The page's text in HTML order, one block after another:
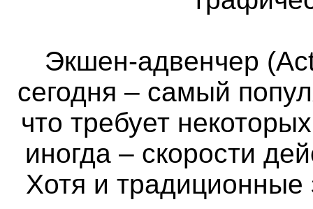
Экшен-адвенчер
сегодня – самый
что требует
иногда – скорости
Хотя и традиционные